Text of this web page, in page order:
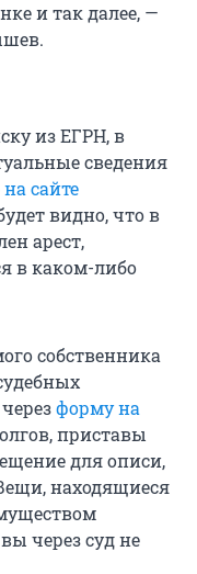
и так далее, —
из ЕГРН, в
сведения
на сайте
видно, что в
арест,
в каком-либо
собственника
форму на
приставы
для описи,
находящиеся
через суд не